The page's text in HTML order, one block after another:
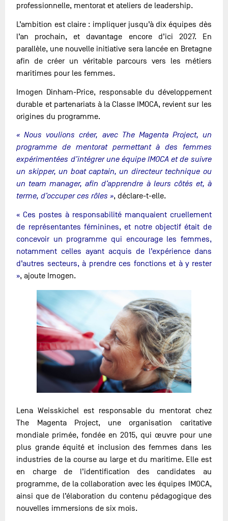
professionnelle, mentorat et ateliers de leadership.
L’ambition est claire : impliquer jusqu’à dix équipes dès
l’an prochain, et davantage encore d’ici 2027. En
parallèle, une nouvelle initiative sera lancée en Bretagne
afin de créer un véritable parcours vers les métiers
maritimes pour les femmes.
Imogen Dinham-Price, responsable du développement
durable et partenariats à la Classe IMOCA, revient sur les
origines du programme.
« Nous voulions créer, avec The Magenta Project, un
programme de mentorat permettant à des femmes
expérimentées d’intégrer une équipe IMOCA et de suivre
un skipper, un boat captain, un directeur technique ou
un team manager, afin d’apprendre à leurs côtés et, à
terme, d’occuper ces rôles », déclare-t-elle.
« Ces postes à responsabilité manquaient cruellement
de représentantes féminines, et notre objectif était de
concevoir un programme qui encourage les femmes,
notamment celles ayant acquis de l’expérience dans
d’autres secteurs, à prendre ces fonctions et à y rester
», ajoute Imogen.
Lena Weisskichel est responsable du mentorat chez
The Magenta Project, une organisation caritative
mondiale primée, fondée en 2015, qui œuvre pour une
plus grande équité et inclusion des femmes dans les
industries de la course au large et du maritime. Elle est
en charge de l’identification des candidates au
programme, de la collaboration avec les équipes IMOCA,
ainsi que de l’élaboration du contenu pédagogique des
nouvelles immersions de six mois.